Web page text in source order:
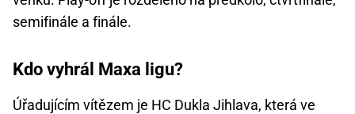
semifinále a finále.
Kdo vyhrál Maxa ligu?
Úřadujícím vítězem je HC Dukla Jihlava, která ve